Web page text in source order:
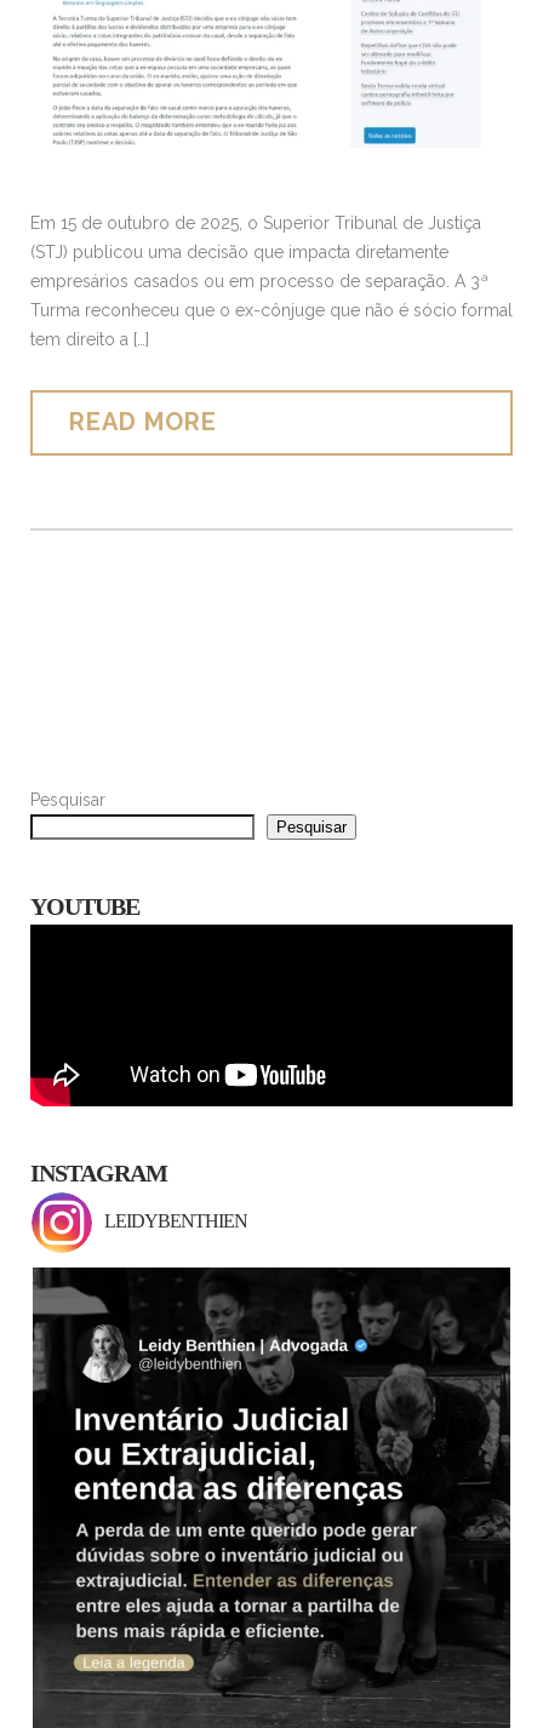
Em 15 de outubro de 2025, o Superior Tribunal de Justiça
(STJ) publicou uma decisão que impacta diretamente
empresários casados ou em processo de separação. A 3ª
Turma reconheceu que o ex-cônjuge que não é sócio formal
tem direito a […]
READ MORE
Pesquisar
Pesquisar
YOUTUBE
INSTAGRAM
LEIDYBENTHIEN